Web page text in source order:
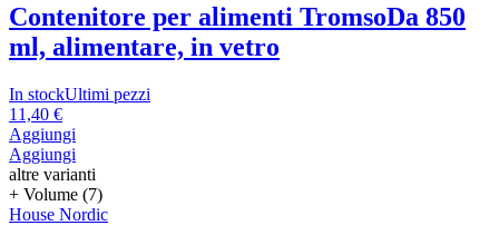
Contenitore per alimenti TromsoDa 850
ml, alimentare, in vetro
In stockUltimi pezzi
11,40 €
Aggiungi
Aggiungi
altre varianti
+ Volume (7)
House Nordic